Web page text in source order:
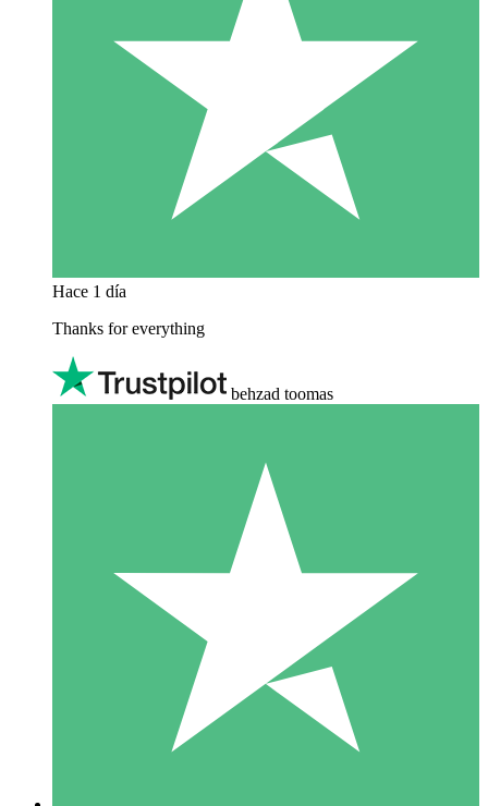
Hace 1 día
Thanks for everything
behzad toomas